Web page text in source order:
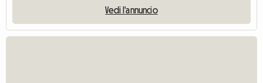
Vedi l'annuncio